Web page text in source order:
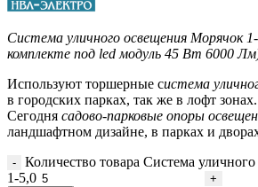
Система уличного освещения Морячок
комплекте под led модуль 45 Вт 6000
Используют торшерные система
в городских парках, так же в лофт зонах.
Сегодня садово-парковые опоры
ландшафтном дизайне, в парках и
Количество товара Система
1-5,0